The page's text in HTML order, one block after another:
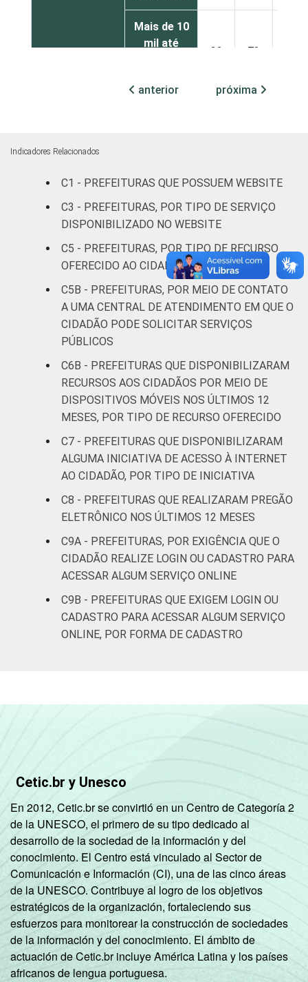
Mais de 10
mil até
22 73
habitantes
Mais de
500 mil
habitantes
62
Fonte: CGI.br/NIC.br, Centro Regional de
Estudos para o Desenvolvimento da
Sociedade da Informação (Cetic.br),
Pesquisa sobre o uso das tecnologias de
informação e comunicação no setor público
brasileiro - TIC Governo Eletrônico 2023.
anterior próxima
Indicadores Relacionados
C1 - PREFEITURAS QUE POSSUEM WEBSITE
C3 - PREFEITURAS, POR TIPO DE SERVIÇO
DISPONIBILIZADO NO WEBSITE
C5 - PREFEITURAS, POR TIPO DE RECURSO
OFERECIDO AO CIDADÃO NO WEBSITE
C5B - PREFEITURAS, POR MEIO DE CONTATO
A UMA CENTRAL DE ATENDIMENTO EM QUE O
CIDADÃO PODE SOLICITAR SERVIÇOS
PÚBLICOS
C6B - PREFEITURAS QUE DISPONIBILIZARAM
RECURSOS AOS CIDADÃOS POR MEIO DE
DISPOSITIVOS MÓVEIS NOS ÚLTIMOS 12
MESES, POR TIPO DE RECURSO OFERECIDO
C7 - PREFEITURAS QUE DISPONIBILIZARAM
ALGUMA INICIATIVA DE ACESSO À INTERNET
AO CIDADÃO, POR TIPO DE INICIATIVA
C8 - PREFEITURAS QUE REALIZARAM PREGÃO
ELETRÔNICO NOS ÚLTIMOS 12 MESES
C9A - PREFEITURAS, POR EXIGÊNCIA QUE O
CIDADÃO REALIZE LOGIN OU CADASTRO PARA
ACESSAR ALGUM SERVIÇO ONLINE
C9B - PREFEITURAS QUE EXIGEM LOGIN OU
CADASTRO PARA ACESSAR ALGUM SERVIÇO
ONLINE, POR FORMA DE CADASTRO
Cetic.br y Unesco
En 2012, Cetic.br se convirtió en un Centro de Categoría 2
de la UNESCO, el primero de su tipo dedicado al
desarrollo de la sociedad de la información y del
conocimiento. El Centro está vinculado al Sector de
Comunicación e Información (CI), una de las cinco áreas
de la UNESCO. Contribuye al logro de los objetivos
estratégicos de la organización, fortaleciendo sus
esfuerzos para monitorear la construcción de sociedades
de la información y del conocimiento. El ámbito de
actuación de Cetic.br incluye América Latina y los países
africanos de lengua portuguesa.